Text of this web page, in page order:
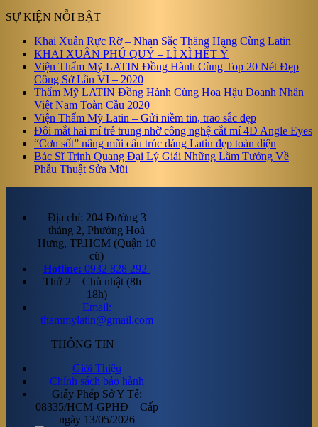
SỰ KIỆN NỖI BẬT
Khai Xuân Rực Rỡ – Nhan Sắc Thăng Hạng Cùng Latin
KHAI XUÂN PHÚ QUÝ – LÌ XÌ HẾT Ý
Viện Thẩm Mỹ LATIN Đồng Hành Cùng Top 20 Nét Đẹp
Công Sở Lần VI – 2020
Thẩm Mỹ LATIN Đồng Hành Cùng Hoa Hậu Doanh Nhân
Việt Nam Toàn Cầu 2020
Viện Thẩm Mỹ Latin – Gửi niềm tin, trao sắc đẹp
Đôi mắt hai mí trẻ trung nhờ công nghệ cắt mí 4D Angle Eyes
“Cơn sốt” nâng mũi cấu trúc dáng Latin đẹp toàn diện
Bác Sĩ Trịnh Quang Đại Lý Giải Những Lầm Tưởng Về
Phẫu Thuật Sửa Mũi
Địa chỉ: 204 Đường 3
tháng 2, Phường Hoà
Hưng, TP.HCM (Quận 10
cũ)
Hotline: 0932 828 292
Thứ 2 – Chủ nhật (8h –
18h)
Email:
thammylatin@gmail.com
THÔNG TIN
Giới Thiệu
Chính sách bảo hành
Giấy Phép Sở Y Tế:
08335/HCM-GPHĐ – Cấp
ngày 13/05/2026